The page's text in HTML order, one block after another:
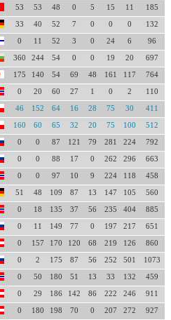
53 53 48 0 5 15 11 185
33 40 52 7 0 0 0 132
0 11 52 3 0 24 6 96
360 244 54 0 0 19 20 697
175 140 54 69 48 161 117 764
0 20 60 27 1 0 2 110
46 152 64 16 28 75 30 411
160 60 65 32 20 75 100 512
0 0 87 121 79 281 224 792
0 0 88 17 0 262 296 663
0 0 97 10 9 224 118 458
51 48 109 87 13 147 105 560
0 18 135 37 56 235 404 885
0 11 149 77 0 197 217 651
0 157 170 120 68 219 126 860
0 2 175 87 56 252 501 1073
0 50 180 51 13 33 132 459
0 29 186 142 86 222 246 911
0 180 198 70 0 207 272 927